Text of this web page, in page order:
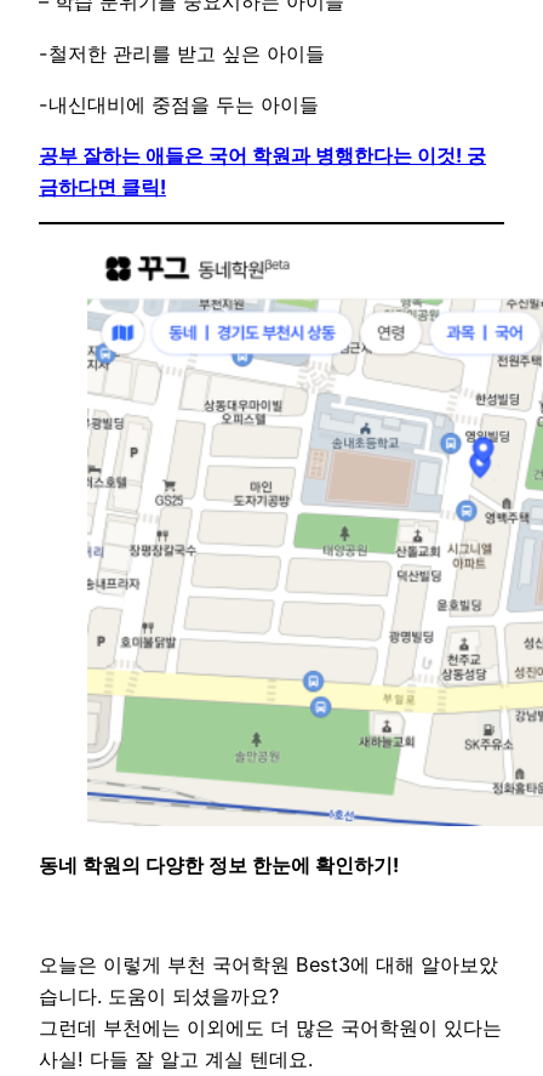
-철저한 관리를 받고 싶은 아이들
-내신대비에 중점을 두는 아이들
공부 잘하는 애들은 국어 학원과 병행한다는 이것! 궁
금하다면 클릭!
동네 학원의 다양한 정보 한눈에 확인하기!
오늘은 이렇게 부천 국어학원 Best3에 대해 알아보았
습니다. 도움이 되셨을까요?
그런데 부천에는 이외에도 더 많은 국어학원이 있다는
사실! 다들 잘 알고 계실 텐데요.